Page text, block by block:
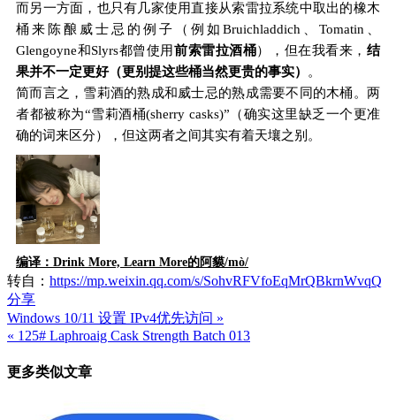
而另一方面，也只有几家使用直接从索雷拉系统中取出的橡木
桶来陈酿威士忌的例子（例如Bruichladdich、Tomatin、
Glengoyne和Slyrs都曾使用前索雷拉酒桶），但在我看来，结
果并不一定更好（更别提这些桶当然更贵的事实）
。
简而言之，雪莉酒的熟成和威士忌的熟成需要不同的木桶。两
者都被称为“雪莉酒桶(sherry casks)”（确实这里缺乏一个更准
确的词来区分），但这两者之间其实有着天壤之别。
编译：Drink More, Learn More的阿貘/mò/
转自： https://mp.weixin.qq.com/s/SohvRFVfoEqMrQBkrnWvqQ
分享
文
导
Windows 10/11 设置 IPv4优先访问 »
« 125# Laphroaig Cask Strength Batch 013
更多类似文章